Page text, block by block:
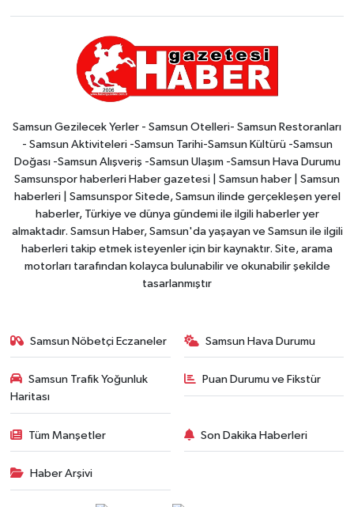
Samsun Gezilecek Yerler - Samsun Otelleri- Samsun Restoranları
- Samsun Aktiviteleri -Samsun Tarihi-Samsun Kültürü -Samsun
Doğası -Samsun Alışveriş -Samsun Ulaşım -Samsun Hava Durumu
Samsunspor haberleri Haber gazetesi | Samsun haber | Samsun
haberleri | Samsunspor Sitede, Samsun ilinde gerçekleşen yerel
haberler, Türkiye ve dünya gündemi ile ilgili haberler yer
almaktadır. Samsun Haber, Samsun'da yaşayan ve Samsun ile ilgili
haberleri takip etmek isteyenler için bir kaynaktır. Site, arama
motorları tarafından kolayca bulunabilir ve okunabilir şekilde
tasarlanmıştır
Samsun Nöbetçi Eczaneler Samsun Hava Durumu
Samsun Trafik Yoğunluk
Haritası
Puan Durumu ve Fikstür
Tüm Manşetler Son Dakika Haberleri
Haber Arşivi